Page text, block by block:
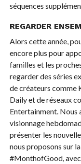
séquences
REGARDER
Alors cette année,
encore plus pour
familles et les
regarder des séries
de créateurs comme
Daily et de réseaux
Entertainment. Nous
visionnage
présenter les
nous proposons sur
#MonthofGood,